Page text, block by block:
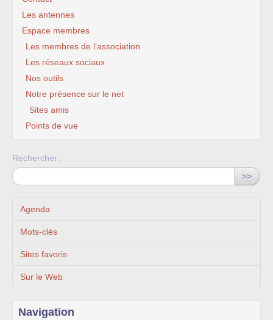
Les antennes
Espace membres
Les membres de l’association
Les réseaux sociaux
Nos outils
Notre présence sur le net
Sites amis
Points de vue
Rechercher :
>>
Agenda
Mots-clés
Sites favoris
Sur le Web
Navigation